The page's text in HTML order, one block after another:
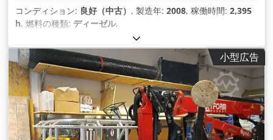
コンディション: 良好（中古） , 製造年: 2008, 稼働時間: 2,395
h, 燃料の種類: ディーゼル,
小型広告